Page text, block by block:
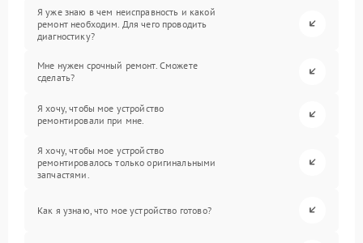
Я уже знаю в чем неисправность и какой
ремонт необходим. Для чего проводить
диагностику?
Мне нужен срочный ремонт. Сможете
сделать?
Я хочу, чтобы мое устройство
ремонтировали при мне.
Я хочу, чтобы мое устройство
ремонтировалось только оригинальными
запчастями.
Как я узнаю, что мое устройство готово?